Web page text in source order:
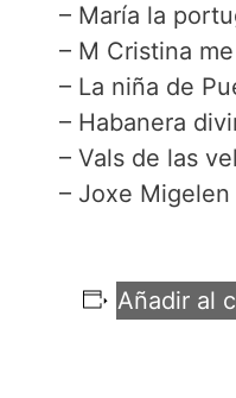
– María la
– M Cristina
– La niña de
– Habanera
– Vals de las
– Joxe Migelen
Añadir al